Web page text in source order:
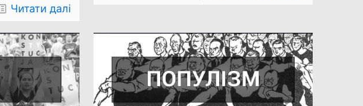
Читати далі